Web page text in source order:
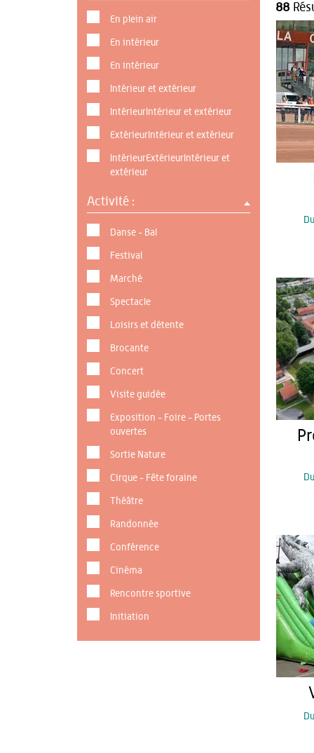
En plein air
En intérieur
En intérieur
Intérieur et extérieur
IntérieurIntérieur et extérieur
ExtérieurIntérieur et extérieur
IntérieurExtérieurIntérieur et
extérieur
Activité :
Danse - Bal
Festival
Marché
Spectacle
Loisirs et détente
Brocante
Concert
Visite guidée
Exposition - Foire - Portes
ouvertes
Sortie Nature
Cirque - Fête foraine
Théâtre
Randonnée
Conférence
Cinéma
Rencontre sportive
Initiation
88